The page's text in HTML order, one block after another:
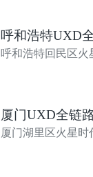
呼和浩特UXD
呼和浩特回民区火
厦门UXD全链
厦门湖里区火星时